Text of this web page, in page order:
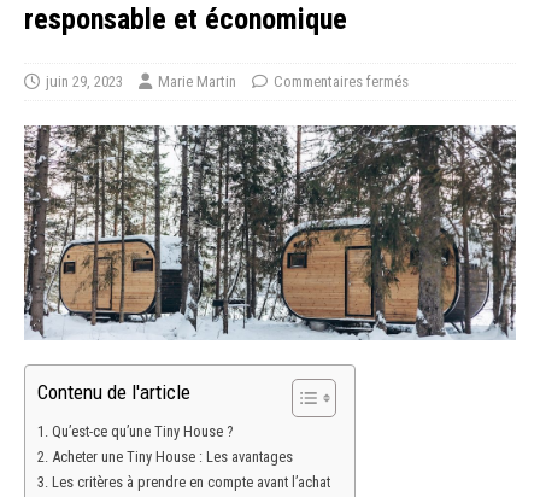
responsable et économique
juin 29, 2023 Marie Martin Commentaires fermés
Contenu de l'article
Qu’est-ce qu’une Tiny House ?
Acheter une Tiny House : Les avantages
Les critères à prendre en compte avant l’achat